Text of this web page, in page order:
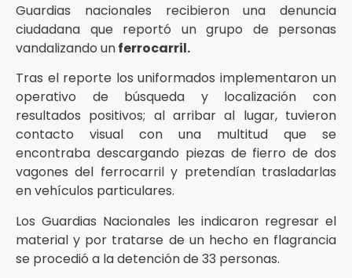
Guardias nacionales recibieron una denuncia
ciudadana que reportó un grupo de personas
vandalizando unferrocarril.
Tras el reporte los uniformados implementaron un
operativo de búsqueda y localización con
resultados positivos; al arribar al lugar, tuvieron
contacto visual con una multitud que se
encontraba descargando piezas de fierro de dos
vagones del ferrocarril y pretendían trasladarlas
en vehículos particulares.
Los Guardias Nacionales les indicaron regresar el
material y por tratarse de un hecho en flagrancia
se procedió a la detención de 33 personas.